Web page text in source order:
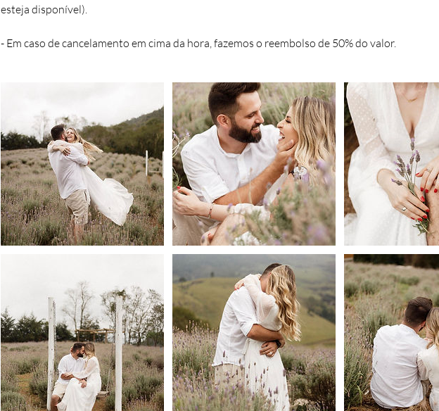
esteja disponível).
- Em caso de cancelamento em cima da hora, fazemos o reembolso de 50% do valor.